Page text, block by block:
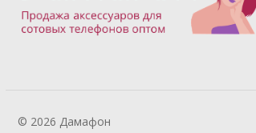
© 2026 Дамафон